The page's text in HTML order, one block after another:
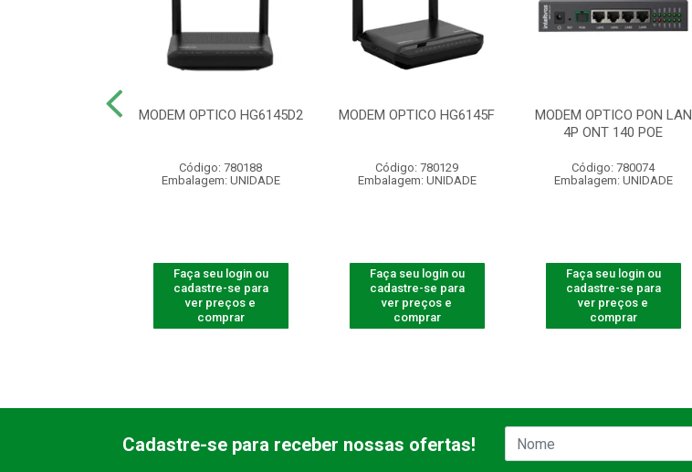
MODEM OPTICO HG6145D2
Código: 780188
Embalagem: UNIDADE
Faça seu login ou
cadastre-se para
ver preços e
comprar
MODEM OPTICO HG6145F
Código: 780129
Embalagem: UNIDADE
Faça seu login ou
cadastre-se para
ver preços e
comprar
MODEM OPTICO PON LAN
4P ONT 140 POE
Código: 780074
Embalagem: UNIDADE
Faça seu login ou
cadastre-se para
ver preços e
comprar
Cadastre-se para receber nossas ofertas!